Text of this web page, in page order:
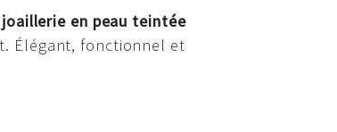
en peau teintée
Élégant, fonctionnel et